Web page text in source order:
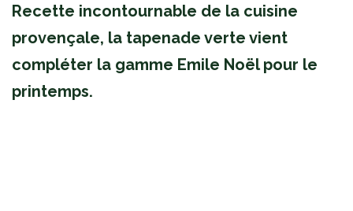
Recette incontournable de la cuisine
provençale, la tapenade verte vient
compléter la gamme Emile Noël pour le
printemps.